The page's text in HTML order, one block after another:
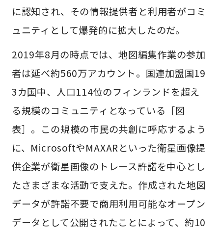
に認知され、その情報提供者と利用者がコミ
ュニティとして爆発的に拡大したのだ。
2019年8月の時点では、地図編集作業の参加
者は延べ約560万アカウント。国連加盟国19
3カ国中、人口114位のフィンランドを超え
る規模のコミュニティとなっている［図
表］。この規模の市民の共創に呼応するよう
に、MicrosoftやMAXARといった衛星画像提
供企業が衛星画像のトレース許諾を中心とし
たさまざまな活動で支えた。作成された地図
データが許諾不要で商用利用可能なオープン
データとして公開されたことによって、約10